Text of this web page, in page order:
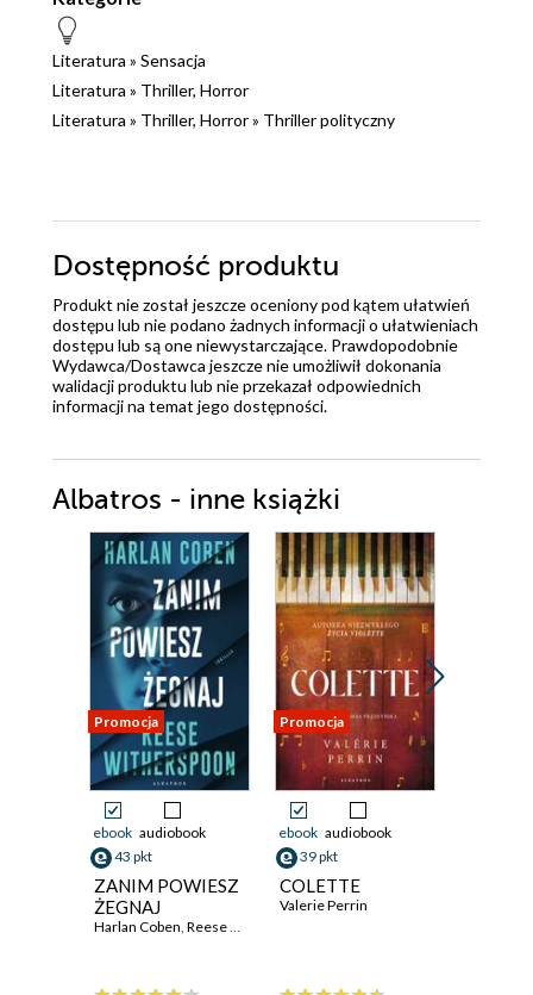
Literatura » Sensacja
Literatura » Thriller, Horror
Literatura » Thriller, Horror» Thriller polityczny
Dostępność produktu
Produkt nie został jeszcze oceniony pod kątem ułatwień
dostępu lub nie podano żadnych informacji o ułatwieniach
dostępu lub są one niewystarczające. Prawdopodobnie
Wydawca/Dostawca jeszcze nie umożliwił dokonania
walidacji produktu lub nie przekazał odpowiednich
informacji na temat jego dostępności.
Albatros - inne książki
Promocja
ebook audiobook
43 pkt
ZANIM POWIESZ
ŻEGNAJ
Harlan Coben, Reese Witherspoon
Promocja
ebook audiobook
39 pkt
COLETTE
Valerie Perrin